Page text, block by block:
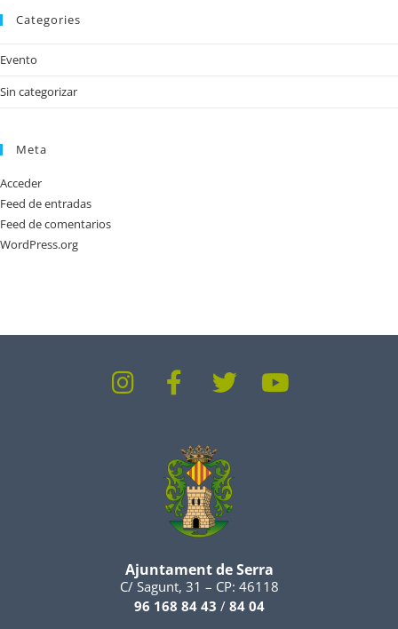
Categories
Evento
Sin categorizar
Meta
Acceder
Feed de entradas
Feed de comentarios
WordPress.org
Ajuntament de Serra
C/ Sagunt, 31 – CP: 46118
96 168 84 43 / 84 04